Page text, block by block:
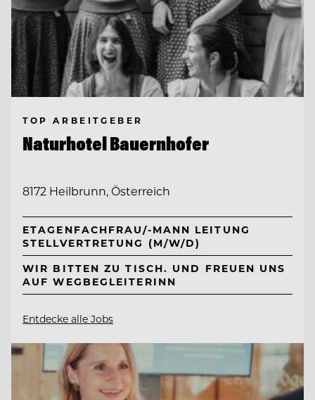
TOP ARBEITGEBER
Naturhotel Bauernhofer
8172 Heilbrunn, Österreich
ETAGENFACHFRAU/-MANN LEITUNG
STELLVERTRETUNG (M/W/D)
WIR BITTEN ZU TISCH. UND FREUEN UNS
AUF WEGBEGLEITERINN
Entdecke alle Jobs